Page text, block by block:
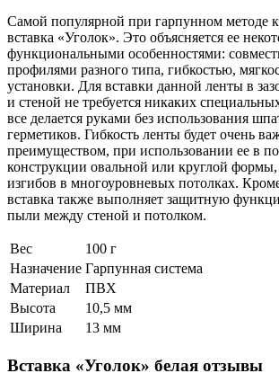
Самой популярной при гарпунном методе
вставка «Уголок». Это объясняется ее
функциональными особенностями:
профилями разного типа, гибкостью,
установки. Для вставки данной ленты в
и стеной не требуется никаких
все делается руками без использования
герметиков. Гибкость ленты будет очень
преимуществом, при использовании ее в
конструкции овальной или круглой
изгибов в многоуровневых потолках.
вставка также выполняет защитную
пыли между стеной и потолком.
Вес
100 г
Назначение Гарпунная система
Материал
ПВХ
Высота
10,5 мм
Ширина
13 мм
Вставка «Уголок» белая отзывы